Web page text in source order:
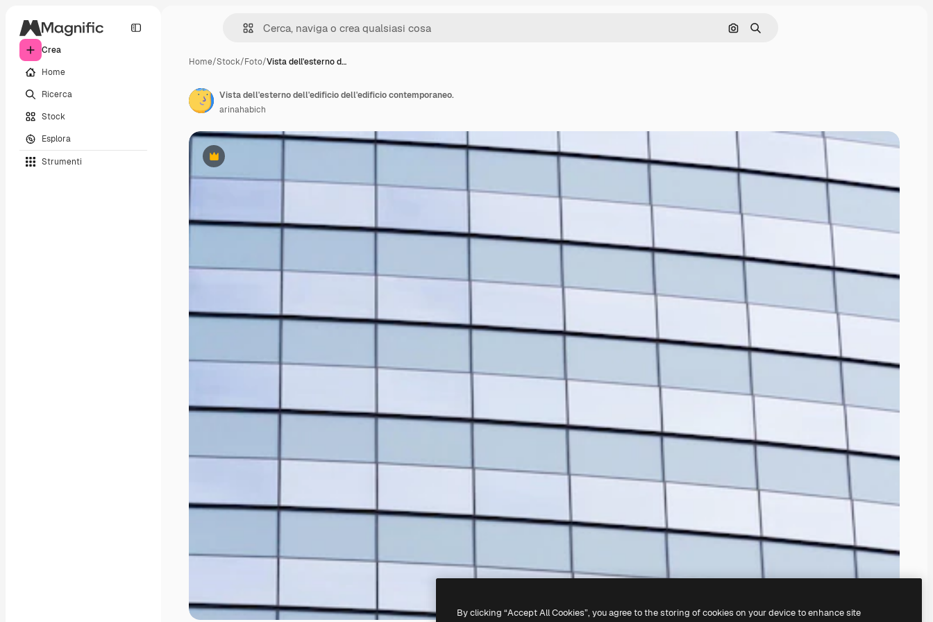
Crea
Home
Ricerca
Stock
Esplora
Strumenti
Cerca per immagine
Ricerca
Home/Stock/Foto/Vista dell'esterno d…
Premium
Vista dell'esterno dell'edificio dell'edificio contemporaneo.
arinahabich
By clicking “Accept All Cookies”, you agree to the storing of cookies on your device to enhance site